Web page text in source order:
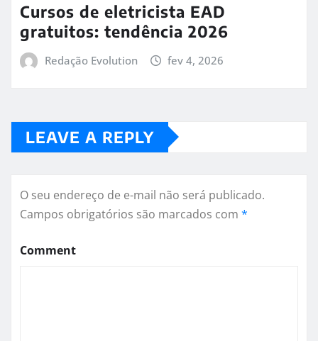
Cursos de eletricista EAD
gratuitos: tendência 2026
Redação Evolution fev 4, 2026
LEAVE A REPLY
O seu endereço de e-mail não será publicado.
Campos obrigatórios são marcados com *
Comment